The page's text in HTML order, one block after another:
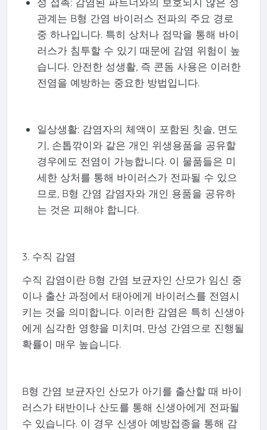
관계는 B형 간염 바이러스 전파의 주요 경로
중 하나입니다. 특히 상처나 점막을 통해 바이
러스가 침투할 수 있기 때문에 감염 위험이 높
습니다. 안전한 성생활, 즉 콘돔 사용은 이러한
전염을 예방하는 중요한 방법입니다.
일상생활: 감염자의 체액이 포함된 칫솔, 면도
기, 손톱깎이와 같은 개인 위생용품을 공유할
경우에도 전염이 가능합니다. 이 물품들은 미
세한 상처를 통해 바이러스가 전파될 수 있으
므로, B형 간염 감염자와 개인 용품을 공유하
는 것은 피해야 합니다.
3. 수직 감염
수직 감염이란 B형 간염 보균자인 산모가 임신 중
이나 출산 과정에서 태아에게 바이러스를 전염시
키는 것을 의미합니다. 이러한 감염은 특히 신생아
에게 심각한 영향을 미치며, 만성 간염으로 진행될
확률이 매우 높습니다.
B형 간염 보균자인 산모가 아기를 출산할 때 바이
러스가 태반이나 산도를 통해 신생아에게 전파될
수 있습니다. 이 경우 신생아 예방접종을 통해 감